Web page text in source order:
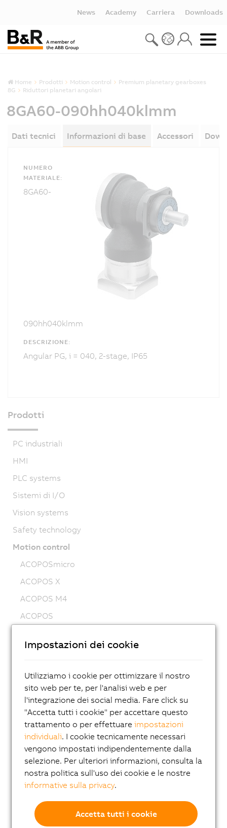
News Academy Carriera Downloads
Home Prodotti Motion control
Premium planetary gearboxes
8G
Riduttori planetari angolari
8GA60-090hh040klmm
Dati tecnici Informazioni di base Accessori
NUMERO
MATERIALE:
8GA60-
090hh040klmm
DESCRIZIONE:
Angular PG, i = 040, 2-stage, IP65
Prodotti
PC industriali
HMI
PLC systems
Sistemi di I/O
Vision systems
Safety technology
Motion control
ACOPOSmicro
ACOPOS X
ACOPOS M4
ACOPOS
ACOPOSmulti
ACOPOSmotor
Variable frequency drives (VFD)
8LS-4 synchronous motors
8MS-4 synchronous motors
ACOPOSmotor Compact
8WSA servo motors
8WSB gear motors
8LVA synchronous motors
8LVB gear motors
Impostazioni dei cookie
Utilizziamo i cookie per ottimizzare il nostro
sito web per te, per l'analisi web e per
l'integrazione dei social media. Fare click su
"Accetta tutti i cookie" per accettare questo
trattamento o per effettuareimpostazioni
individuali. I cookie tecnicamente necessari
vengono impostati indipendentemente dalla
selezione. Per ulteriori informazioni, consulta la
nostra politica sull'uso dei cookie e le nostre
informative sulla privacy.
Accetta tutti i cookie